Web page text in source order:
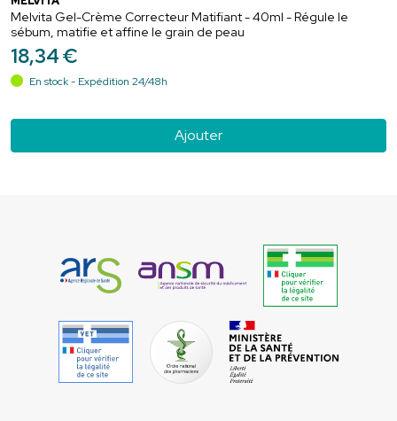
Melvita Gel-Crème Correcteur Matifiant - 40ml - Régule le
sébum, matifie et affine le grain de peau
18,34€
En stock - Expédition 24/48h
Ajouter